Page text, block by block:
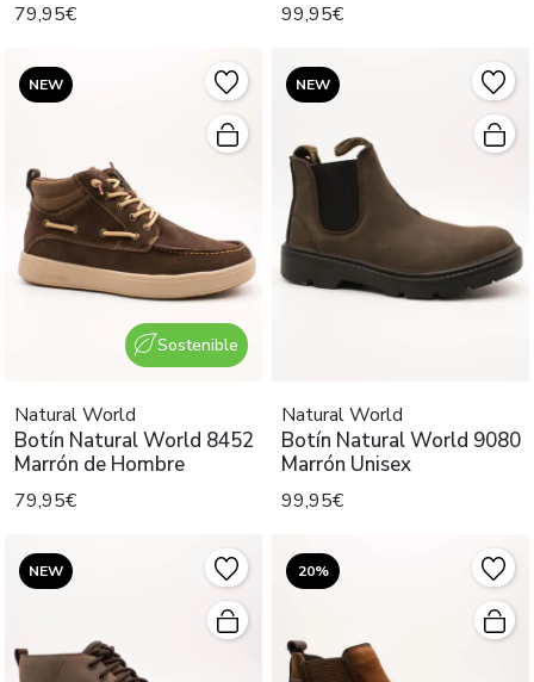
79,95€ 99,95€
Sostenible
NEW
Natural World
Botín Natural World 8452
Marrón de Hombre
79,95€
NEW
Natural World
Botín Natural World 9080
Marrón Unisex
99,95€
NEW 20%